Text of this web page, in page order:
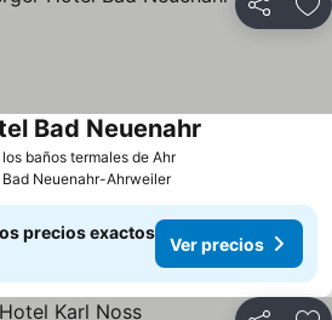
Compartir
baños termales de Ahr
Bad Neuenahr
Bad Neuenahr-Ahrweiler
precios exactos
Ver precios